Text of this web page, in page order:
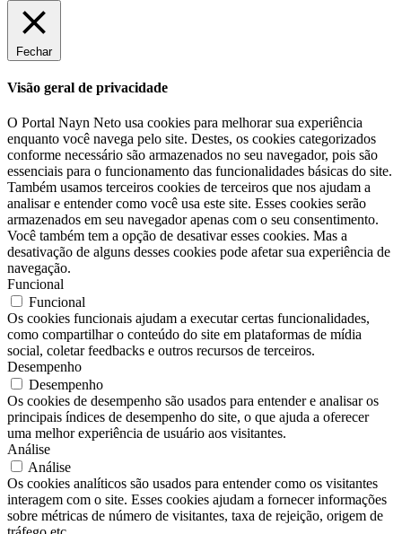
Fechar
Visão geral de privacidade
O Portal Nayn Neto usa cookies para melhorar sua experiência
enquanto você navega pelo site. Destes, os cookies categorizados
conforme necessário são armazenados no seu navegador, pois são
essenciais para o funcionamento das funcionalidades básicas do site.
Também usamos terceiros cookies de terceiros que nos ajudam a
analisar e entender como você usa este site. Esses cookies serão
armazenados em seu navegador apenas com o seu consentimento.
Você também tem a opção de desativar esses cookies. Mas a
desativação de alguns desses cookies pode afetar sua experiência de
navegação.
Funcional
Funcional
Os cookies funcionais ajudam a executar certas funcionalidades,
como compartilhar o conteúdo do site em plataformas de mídia
social, coletar feedbacks e outros recursos de terceiros.
Desempenho
Desempenho
Os cookies de desempenho são usados ​​para entender e analisar os
principais índices de desempenho do site, o que ajuda a oferecer
uma melhor experiência de usuário aos visitantes.
Análise
Análise
Os cookies analíticos são usados ​​para entender como os visitantes
interagem com o site. Esses cookies ajudam a fornecer informações
sobre métricas de número de visitantes, taxa de rejeição, origem de